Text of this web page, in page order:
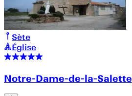
Sète
Église
Notre-Dame-de-la-Salette